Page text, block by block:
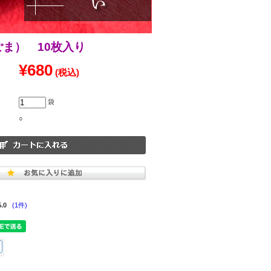
ま） 10枚入り
¥680 (税込)
袋
○
(1件)